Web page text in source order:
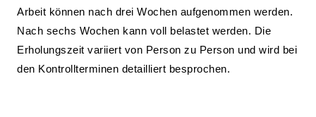
Arbeit können nach drei Wochen aufgenommen werden.
Nach sechs Wochen kann voll belastet werden. Die
Erholungszeit variiert von Person zu Person und wird bei
den Kontrollterminen detailliert besprochen.